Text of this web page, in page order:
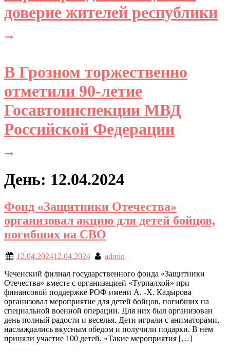
доверие жителей республики
В Грозном торжественно
отметили 90-летие
Госавтоинспекции МВД
Российской Федерации
День: 12.04.2024
Фонд «Защитники Отечества»
организовал акцию для детей бойцов,
погибших на СВО
12.04.202412.04.2024
admin
Чеченский филиал государственного фонда «Защитники
Отечества» вместе с организацией «Турпалхой» при
финансовой поддержке РОФ имени А. -Х. Кадырова
организовал мероприятие для детей бойцов, погибших на
специальной военной операции. Для них был организован
день полный радости и веселья. Дети играли с аниматорами,
наслаждались вкусным обедом и получили подарки. В нем
приняли участие 100 детей. «Такие мероприятия […]